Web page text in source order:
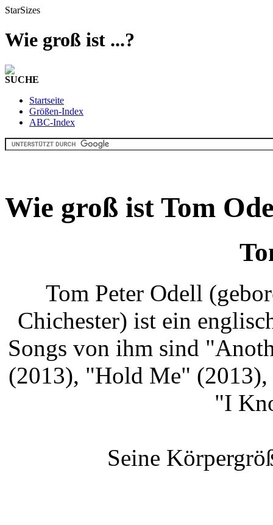
StarSizes
Wie groß ist ...?
SUCHE
Startseite
Größen-Index
ABC-Index
Wie groß ist Tom
Tom Peter Odell
Chichester) ist ein
Songs von ihm sind
(2013), "Hold Me"
"I
Seine